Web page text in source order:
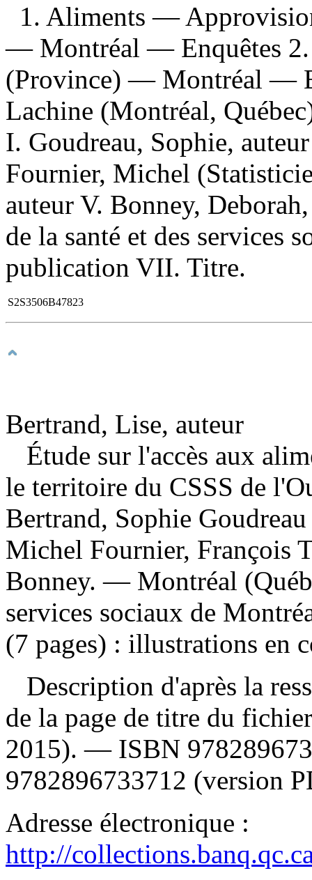
1. Aliments —
— Montréal — Enquêtes
(Province) — Montréal —
Lachine (Montréal,
I. Goudreau, Sophie,
Fournier, Michel
auteur V. Bonney,
de la santé et des services
publication VII. Titre.
S2S3506B47823
Bertrand, Lise, auteur
Étude sur l'accès aux
le territoire du CSSS de
Bertrand, Sophie
Michel Fournier, François
Bonney. — Montréal
services sociaux de
(7 pages) : illustrations en
Description d'après la
de la page de titre du
2015). — ISBN
9782896733712 (version
Adresse électronique :
http://